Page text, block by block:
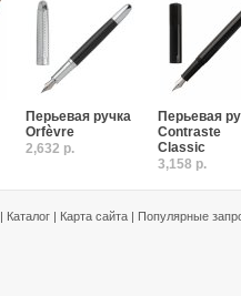
Перьевая ручка
Orfèvre
2,632 р.
Перьевая
Contraste
Classic
3,158 р.
| Каталог | Карта сайта | Популярные